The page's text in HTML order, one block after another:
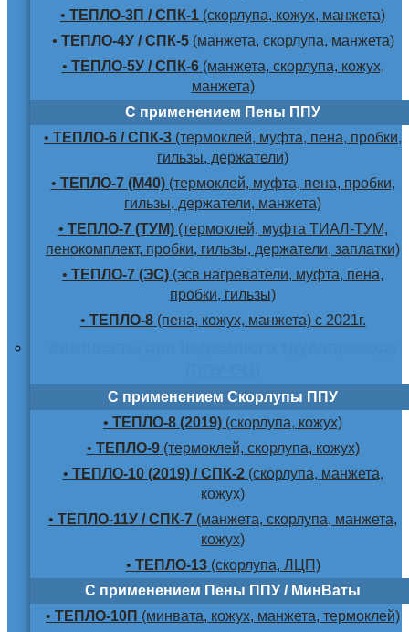
• ТЕПЛО-3П / СПК-1 (скорлупа, кожух, манжета)
• ТЕПЛО-4У / СПК-5(манжета, скорлупа, манжета)
• ТЕПЛО-5У / СПК-6(манжета, скорлупа, кожух,
манжета)
С применением Пены ППУ
• ТЕПЛО-6 / СПК-3 (термоклей, муфта, пена, пробки,
гильзы, держатели)
• ТЕПЛО-7 (М40)(термоклей, муфта, пена, пробки,
гильзы, держатели, манжета)
• ТЕПЛО-7 (ТУМ)(термоклей, муфта ТИАЛ-ТУМ,
пенокомплект, пробки, гильзы, держатели, заплатки)
• ТЕПЛО-7 (ЭС) (эсв нагреватели, муфта, пена,
пробки, гильзы)
• ТЕПЛО-8(пена, кожух, манжета) с 2021г.
С применением Скорлупы ППУ
• ТЕПЛО-8 (2019) (скорлупа, кожух)
• ТЕПЛО-9(термоклей, скорлупа, кожух)
• ТЕПЛО-10 (2019) / СПК-2(скорлупа, манжета,
кожух)
• ТЕПЛО-11У / СПК-7 (манжета, скорлупа, манжета,
кожух)
• ТЕПЛО-13(скорлупа, ЛЦП)
С применением Пены ППУ / МинВаты
• ТЕПЛО-10П (минвата, кожух, манжета, термоклей)